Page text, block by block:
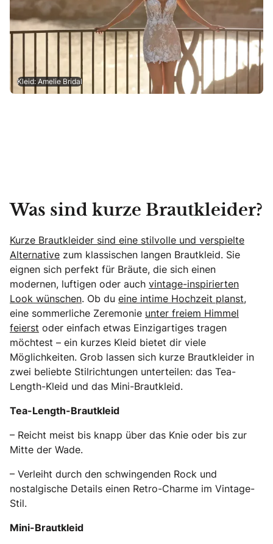
Kleid: Amelie Bridal
Was sind kurze Brautkleider?
Kurze Brautkleider sind eine stilvolle und verspielte
Alternative zum klassischen langen Brautkleid. Sie
eignen sich perfekt für Bräute, die sich einen
modernen, luftigen oder auch vintage-inspirierten
Look wünschen. Ob du eine intime Hochzeit planst,
eine sommerliche Zeremonie unter freiem Himmel
feierst oder einfach etwas Einzigartiges tragen
möchtest – ein kurzes Kleid bietet dir viele
Möglichkeiten. Grob lassen sich kurze Brautkleider in
zwei beliebte Stilrichtungen unterteilen: das Tea-
Length-Kleid und das Mini-Brautkleid.
Tea-Length-Brautkleid
– Reicht meist bis knapp über das Knie oder bis zur
Mitte der Wade.
– Verleiht durch den schwingenden Rock und
nostalgische Details einen Retro-Charme im Vintage-
Stil.
Mini-Brautkleid